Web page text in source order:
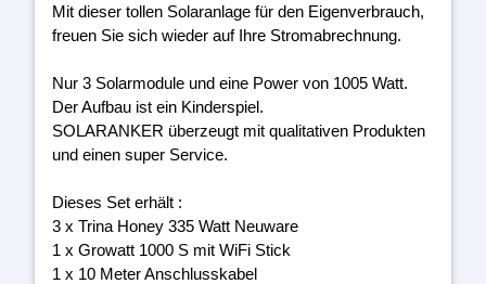
Mit dieser tollen Solaranlage für den Eigenverbrauch,
freuen Sie sich wieder auf Ihre Stromabrechnung.
Nur 3 Solarmodule und eine Power von 1005 Watt.
Der Aufbau ist ein Kinderspiel.
SOLARANKER überzeugt mit qualitativen Produkten
und einen super Service.
Dieses Set erhält :
3 x Trina Honey 335 Watt Neuware
1 x Growatt 1000 S mit WiFi Stick
1 x 10 Meter Anschlusskabel